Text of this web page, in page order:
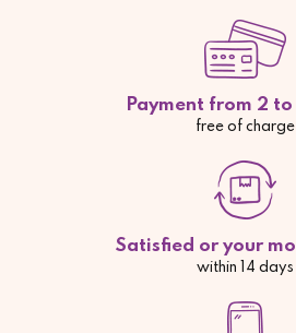
Payment from 2
free of charge
Satisfied or your
within 14 days